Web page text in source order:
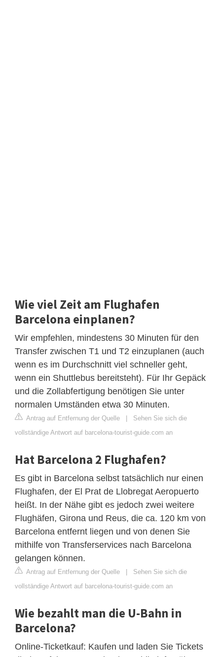
Wie viel Zeit am Flughafen
Barcelona einplanen?
Wir empfehlen, mindestens 30 Minuten für den
Transfer zwischen T1 und T2 einzuplanen (auch
wenn es im Durchschnitt viel schneller geht,
wenn ein Shuttlebus bereitsteht). Für Ihr Gepäck
und die Zollabfertigung benötigen Sie unter
normalen Umständen etwa 30 Minuten.
Antrag auf Entfernung der Quelle | Sehen Sie sich die
vollständige Antwort auf barcelona-tourist-guide.com an
Hat Barcelona 2 Flughafen?
Es gibt in Barcelona selbst tatsächlich nur einen
Flughafen, der El Prat de Llobregat Aeropuerto
heißt. In der Nähe gibt es jedoch zwei weitere
Flughäfen, Girona und Reus, die ca. 120 km von
Barcelona entfernt liegen und von denen Sie
mithilfe von Transferservices nach Barcelona
gelangen können.
Antrag auf Entfernung der Quelle | Sehen Sie sich die
vollständige Antwort auf barcelona-tourist-guide.com an
Wie bezahlt man die U-Bahn in
Barcelona?
Online-Ticketkauf: Kaufen und laden Sie Tickets